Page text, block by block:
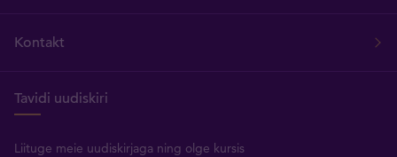
Kontakt
Tavidi uudiskiri
Liituge meie uudiskirjaga ning olge kursis